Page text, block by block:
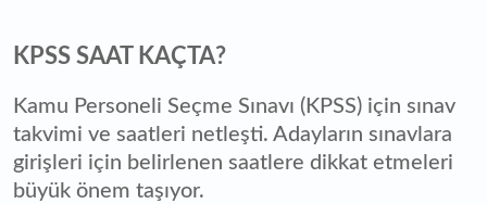
KPSS SAAT KAÇTA?
Kamu Personeli Seçme Sınavı (KPSS) için sınav
takvimi ve saatleri netleşti. Adayların sınavlara
girişleri için belirlenen saatlere dikkat etmeleri
büyük önem taşıyor.